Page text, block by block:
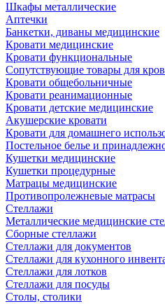
Шкафы металлические
Аптечки
Банкетки, диваны медицинские
Кровати медицинские
Кровати функциональные
Сопутствующие товары для
Кровати общебольничные
Кровати реанимационные
Кровати детские медицинские
Акушерские кровати
Кровати для домашнего
Постельное белье и
Кушетки медицинские
Кушетки процедурные
Матрацы медицинские
Противопролежневые матрасы
Стеллажи
Металлические медицинские
Сборные стеллажи
Стеллажи для документов
Стеллажи для кухонного
Стеллажи для лотков
Стеллажи для посуды
Столы, столики